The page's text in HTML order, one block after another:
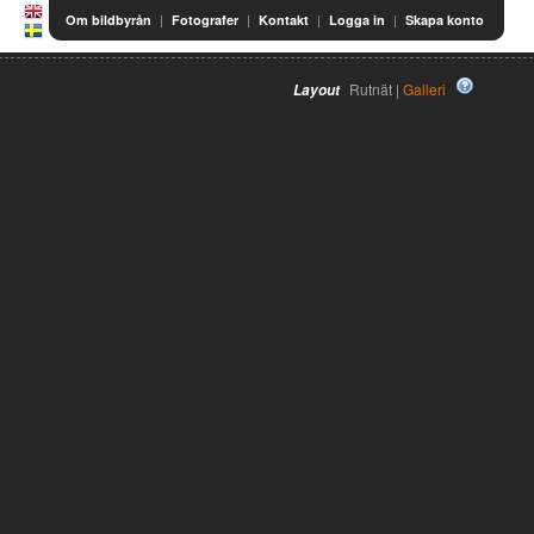
Om bildbyrån | Fotografer | Kontakt | Logga in | Skapa konto
Layout Rutnät | Galleri